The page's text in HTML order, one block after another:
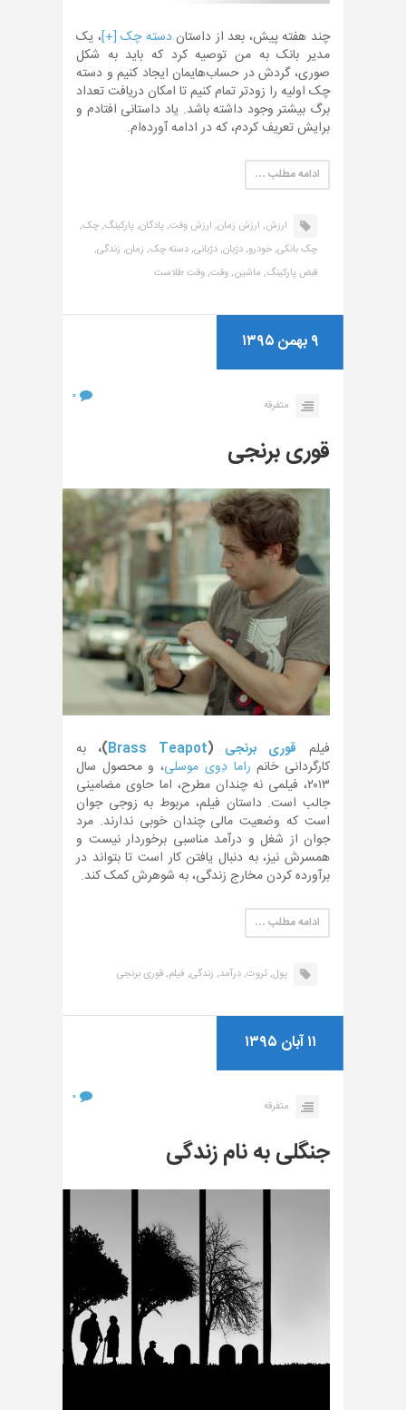
چند هفته پیش، بعد از داستاندسته چک [+]، یک
مدیر بانک به من توصیه کرد که باید به شکل
صوری، گردش در حساب‌هایمان ایجاد کنیم و دسته
چک اولیه را زودتر تمام کنیم تا امکان دریافت تعداد
برگ بیشتر وجود داشته باشد. یاد داستانی افتادم و
برایش تعریف کردم، که در ادامه آورده‌ام.
ادامه مطلب …
ارزش, ارزش زمان, ارزش وقت,پادگان,پارکینگ,چک,
چک بانکی,خودرو,دژبان,دژبانی,دسته چک, زمان, زندگی,
قبض پارکینگ, ماشین,وقت,وقت طلاست
۹ بهمن ۱۳۹۵
متفرقه
۰
قوری برنجی
فیلم قوری برنجی (
Brass Teapot)، به
کارگردانی خانم راما دِوی موسلی، و محصول سال
۲۰۱۳، فیلمی نه چندان مطرح، اما حاوی مضامینی
جالب است. داستان فیلم، مربوط به زوجی جوان
است که وضعیت مالی چندان خوبی ندارند. مرد
جوان از شغل و درآمد مناسبی برخوردار نیست و
همسرش نیز، به دنبال یافتن کار است تا بتواند در
برآورده کردن مخارج زندگی، به شوهرش کمک کند.
ادامه مطلب …
پول,ثروت,درآمد, زندگی, فیلم,قوری برنجی
۱۱ آبان ۱۳۹۵
متفرقه
۰
جنگلی به نام زندگی